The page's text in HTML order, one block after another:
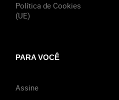
Política de Cookies
(UE)
PARA VOCÊ
Assine